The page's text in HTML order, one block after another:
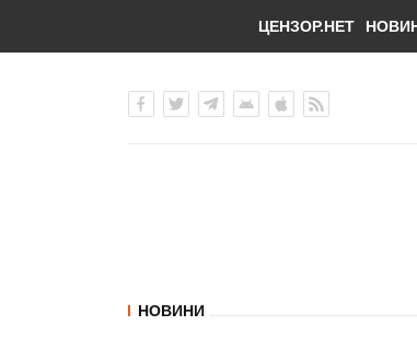
ЦЕНЗОР.НЕТ
НОВИНИ